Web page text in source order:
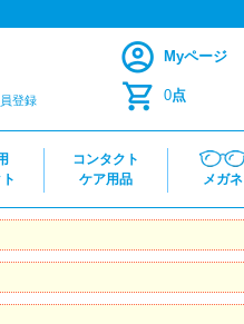
登録
Myページ
0点
コンタクト
ケア用品
メガネ